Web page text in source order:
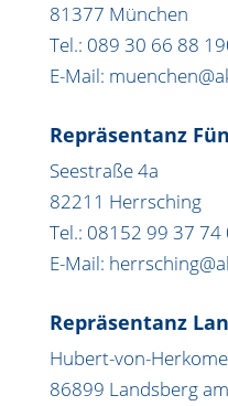
81377 München
Tel.: 089 30 66 88
E-Mail:
Repräsentanz
Seestraße 4a
82211 Herrsching
Tel.: 08152 99 37 74
E-Mail:
Repräsentanz
Hubert-von-
86899 Landsberg